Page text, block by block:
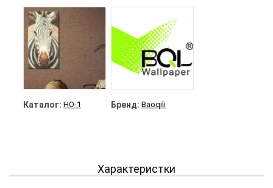
Каталог: HO-1 Бренд: Baoqili
Характеристки